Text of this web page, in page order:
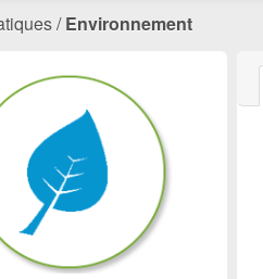
Environnement